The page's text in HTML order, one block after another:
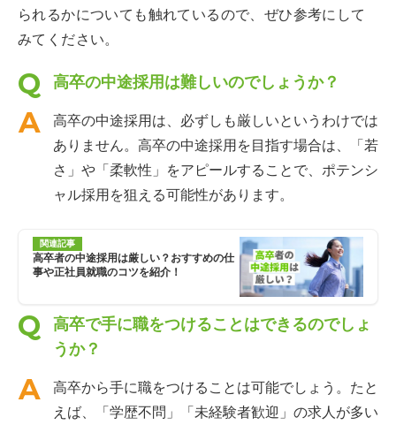
られるかについても触れているので、ぜひ参考にして
みてください。
高卒の中途採用は難しいのでしょうか？
高卒の中途採用は、必ずしも厳しいというわけでは
ありません。高卒の中途採用を目指す場合は、「若
さ」や「柔軟性」をアピールすることで、ポテンシ
ャル採用を狙える可能性があります。
関連記事
高卒者の中途採用は厳しい？おすすめの仕
事や正社員就職のコツを紹介！
高卒で手に職をつけることはできるのでしょ
うか？
高卒から手に職をつけることは可能でしょう。たと
えば、「学歴不問」「未経験者歓迎」の求人が多い